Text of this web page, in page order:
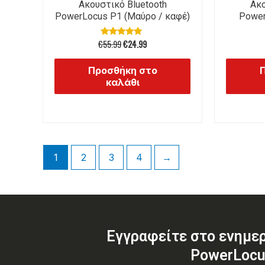
Ακουστικό Bluetooth
PowerLocus P1 (Μαύρο / καφέ)
Βαθμολογήθηκε
με
5.00
από 5
€55.99€24.99
Προσθήκη στο
καλάθι
1 2 3 4 →
Εγγραφείτε στο